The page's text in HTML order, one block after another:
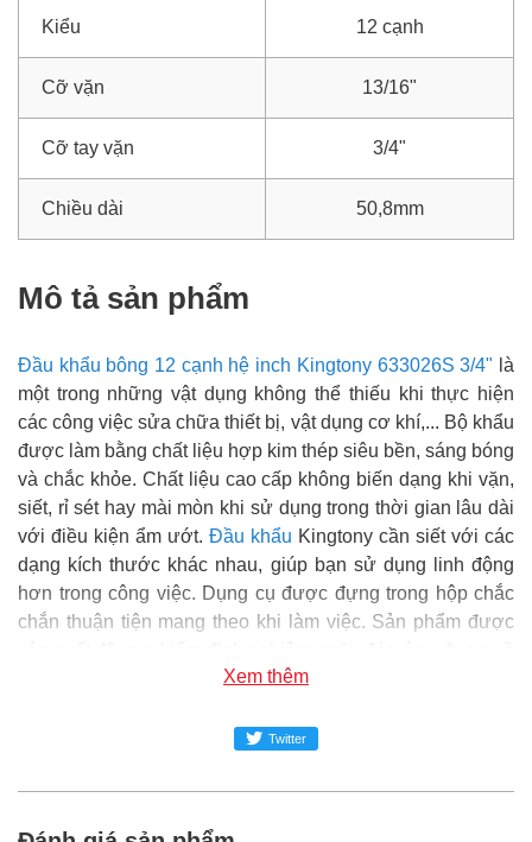
Kiểu 12 cạnh
Cỡ vặn 13/16"
Cỡ tay vặn 3/4"
Chiều dài 50,8mm
Mô tả sản phẩm
Đầu khẩu bông 12 cạnh hệ inch Kingtony 633026S 3/4" là
một trong những vật dụng không thể thiếu khi thực hiện
các công việc sửa chữa thiết bị, vật dụng cơ khí,... Bộ khẩu
được làm bằng chất liệu hợp kim thép siêu bền, sáng bóng
và chắc khỏe. Chất liệu cao cấp không biến dạng khi vặn,
siết, rỉ sét hay mài mòn khi sử dụng trong thời gian lâu dài
với điều kiện ẩm ướt. Đầu khẩu Kingtony cần siết với các
dạng kích thước khác nhau, giúp bạn sử dụng linh động
hơn trong công việc. Dụng cụ được đựng trong hộp chắc
chắn thuận tiện mang theo khi làm việc. Sản phẩm được
tiêu chuẩn kỹ thuật, chất lượng đảm bảo và an toàn trong
phân phối và cung cấp sản phẩm Đầu khẩu
Xem thêm
Twitter